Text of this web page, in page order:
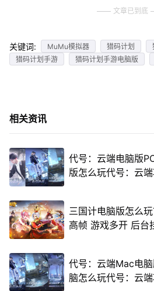
文章已到底
关键词: MuMu模拟器 猎码计划
猎码计划手游
猎码计划手游电脑版
相关资讯
代号：云端电脑版
版怎么玩代号：云
三国计电脑版怎么
高帧 游戏多开 后台
代号：云端Mac电
脑怎么玩代号：云